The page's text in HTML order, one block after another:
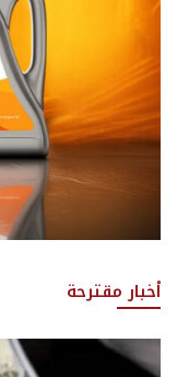
أخبار مقترحة